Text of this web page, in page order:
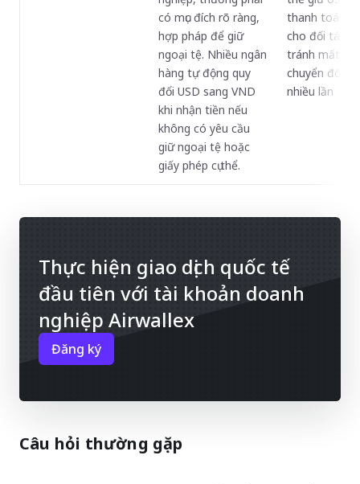
có mục đích rõ ràng,
hợp pháp để giữ
ngoại tệ. Nhiều ngân
hàng tự động quy
đổi USD sang VND
khi nhận tiền nếu
không có yêu cầu
giữ ngoại tệ hoặc
giấy phép cụ thể.
thanh toán
cho đối tác
tránh mất phí
chuyển đổi
nhiều lần
Thực hiện giao dịch quốc tế
đầu tiên với tài khoản doanh
nghiệp Airwallex
Đăng ký
Câu hỏi thường gặp